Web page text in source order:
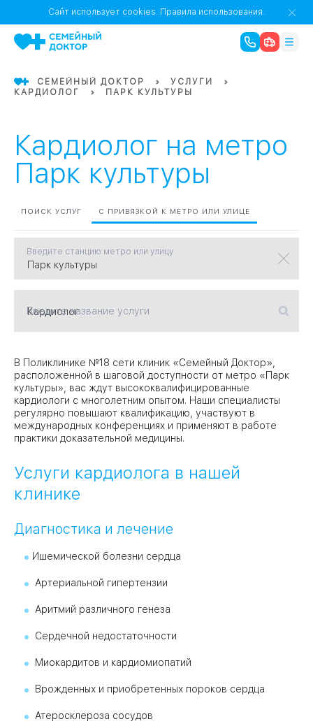
ЗАО
01
06
1 0
12
Бабушкинская
Теплый Стан
Академическая
Речной Вокзал
Янгеля
Сайт использует cookies. Правила использования.
СЕМЕЙНЫЙ ДОКТОР
УСЛУГИ
КАРДИОЛОГ
ПАРК КУЛЬТУРЫ
Кардиолог на метро
Парк культуры
ПОИСК УСЛУГ С ПРИВЯЗКОЙ К МЕТРО ИЛИ УЛИЦЕ
Введите станцию метро или улицу
Введите название услуги
В Поликлинике №18 сети клиник «Семейный Доктор»,
расположенной в шаговой доступности от метро «Парк
культуры», вас ждут высококвалифицированные
кардиологи с многолетним опытом. Наши специалисты
регулярно повышают квалификацию, участвуют в
международных конференциях и применяют в работе
практики доказательной медицины.
Услуги кардиолога в нашей
клинике
Диагностика и лечение
Ишемической болезни сердца
Артериальной гипертензии
Аритмий различного генеза
Сердечной недостаточности
Миокардитов и кардиомиопатий
Врожденных и приобретенных пороков сердца
Атеросклероза сосудов